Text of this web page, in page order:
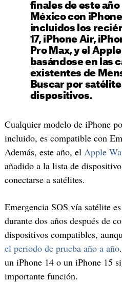
finales de este
México con
incluidos los
17, iPhone Air,
Pro Max, y el
basándose en las
existentes de
Buscar por
dispositivos.
Cualquier modelo de iPhone
incluido, es compatible con
Además, este año, el Apple
añadido a la lista de
conectarse a satélites.
Emergencia SOS vía satélite
durante dos años después de
dispositivos compatibles,
el periodo de prueba año a año
un iPhone 14 o un iPhone 15
importante función.